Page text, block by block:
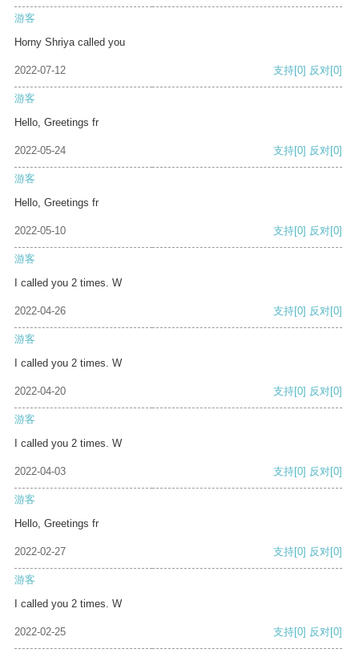
游客
Horny Shriya called you
2022-07-12 支持[0] 反对[0]
游客
Hello, Greetings fr
2022-05-24 支持[0] 反对[0]
游客
Hello, Greetings fr
2022-05-10 支持[0] 反对[0]
游客
I called you 2 times. W
2022-04-26 支持[0] 反对[0]
游客
I called you 2 times. W
2022-04-20 支持[0] 反对[0]
游客
I called you 2 times. W
2022-04-03 支持[0] 反对[0]
游客
Hello, Greetings fr
2022-02-27 支持[0] 反对[0]
游客
I called you 2 times. W
2022-02-25 支持[0] 反对[0]